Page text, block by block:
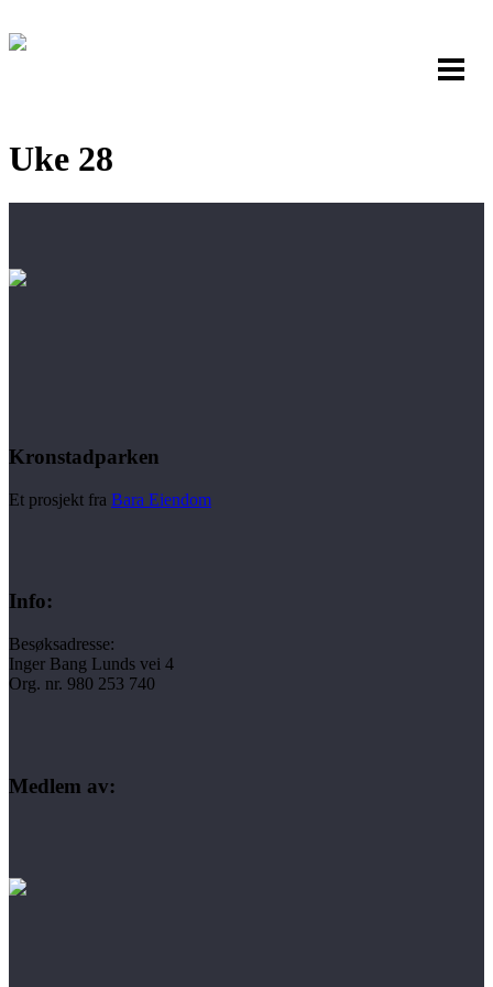
Uke 28
Kronstadparken
Et prosjekt fra Bara Eiendom
Info:
Besøksadresse:
Inger Bang Lunds vei 4
Org. nr. 980 253 740
Medlem av: